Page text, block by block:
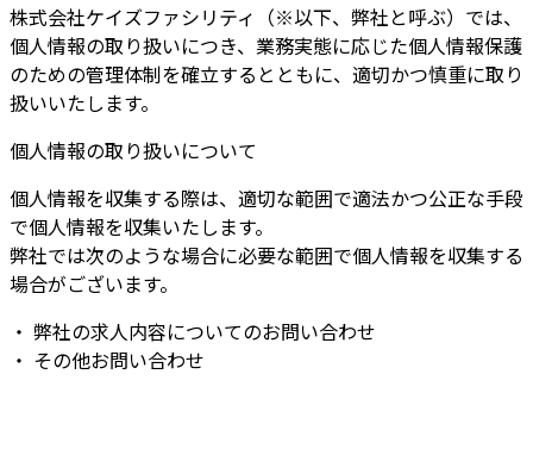
株式会社ケイズファシリティ（※以下、弊社と呼ぶ）では、
個人情報の取り扱いにつき、業務実態に応じた個人情報保護
のための管理体制を確立するとともに、適切かつ慎重に取り
扱いいたします。
個人情報の取り扱いについて
個人情報を収集する際は、適切な範囲で適法かつ公正な手段
で個人情報を収集いたします。
弊社では次のような場合に必要な範囲で個人情報を収集する
場合がございます。
・ 弊社の求人内容についてのお問い合わせ
・ その他お問い合わせ